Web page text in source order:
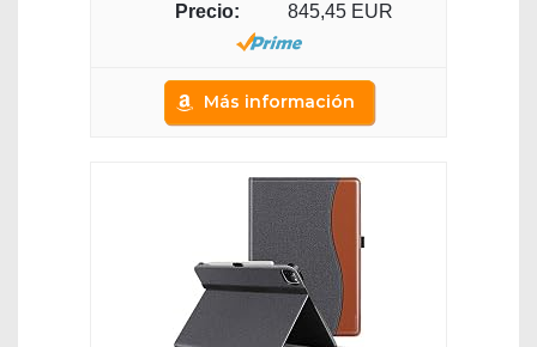
845,45 EUR
Más información